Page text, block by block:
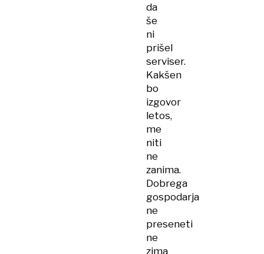
da
še
ni
prišel
serviser.
Kakšen
bo
izgovor
letos,
me
niti
ne
zanima.
Dobrega
gospodarja
ne
preseneti
ne
zima